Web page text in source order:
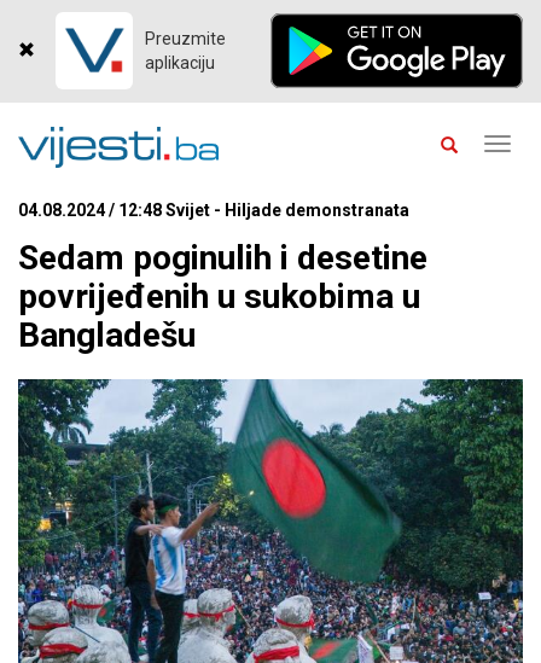
Preuzmite
aplikaciju
04.08.2024 / 12:48 Svijet - Hiljade demonstranata
Sedam poginulih i desetine
povrijeđenih u sukobima u
Bangladešu